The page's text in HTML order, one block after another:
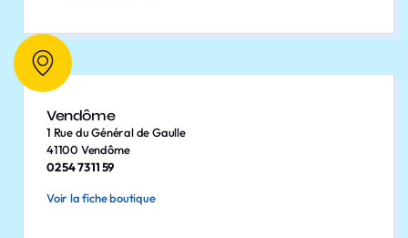
Vendôme
1 Rue du Général de Gaulle
41100 Vendôme
02 54 73 11 59
Voir la fiche boutique